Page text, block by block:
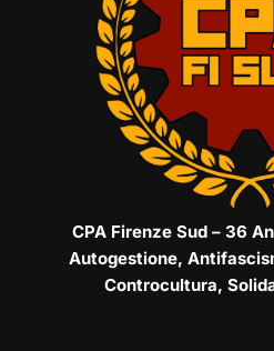
CPA Firenze Sud – 36
Autogestione,
Controcultura,